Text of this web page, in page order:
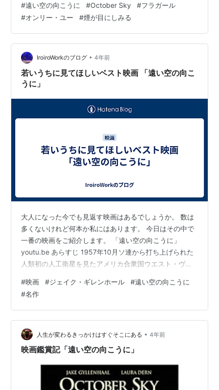
については、学生時代の授業は、ほぼ席に座っているだ
けで、何も理解できないうちに終わってしまった。だか
ら下記の高校生の、ロケット発射実験のニュースも燃料
に関する説明はさっぱり理解できず、やっている高校生
たちは楽しくていいだろうな、ぐらいにしかわからな
い。 www3.nhk…
#遠い空の向こうに #October Sky #フラガール
#オンリー・ユー #煙が目にしみる
IroiroWorkのブログ • 4年前
若いうちに見てほしいベスト映画 「遠い空の向こ
うに」
大人になった今でも見返す映画はあるでしょうか。 数は
多くないけれど何本か私にはあります。 今日はその中で
一番の映画をご紹介します。 「遠い空の向こうに」
youtu.be あらすじ 1957年10月ソ連から打ち上げられた
人類初の人工衛星を見たアメリカ合衆国ウエスト・ヴァ
に挑戦し、ロケット作りを通して、時にはぶつかり、ま
た励まされながら成長していく。 舞台は田舎の炭鉱町 町
の若者は炭鉱夫になり恵まれたものだけがスポーツ推薦
で大学へ。 主人公は恵まれていない仲間と科学で町と戦
います。 この映画には友情や家族の絆が詰まっていま
す。 父親と息子の関係…
#映画 #ジェイク・ギレンホール #遠い空の向こうに
#名作
人生が変わるきっかけはすぐそこにある • 4年前
映画鑑賞記「遠い空の向こうに」